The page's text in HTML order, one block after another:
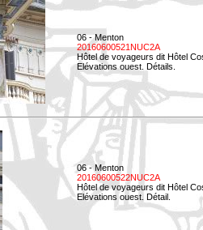
06 - Menton
20160600521NUC2A
Hôtel de voyageurs dit Hôtel
Elévations ouest. Détails.
06 - Menton
20160600522NUC2A
Hôtel de voyageurs dit Hôtel
Elévations ouest. Détail.